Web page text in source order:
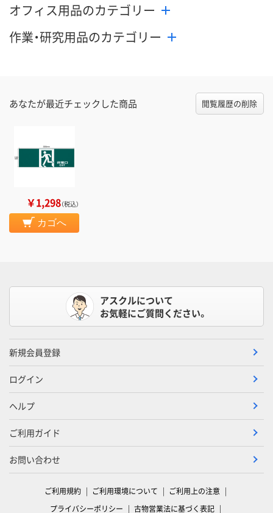
オフィス用品のカテゴリー
作業・研究用品のカテゴリー
あなたが最近チェックした商品 閲覧履歴の削除
￥1,298（税込）
カゴへ
アスクルについて
お気軽にご質問ください。
新規会員登録
ログイン
ヘルプ
ご利用ガイド
お問い合わせ
ご利用規約 ご利用環境について
ご利用上の注意
プライバシーポリシー
古物営業法に基づく表記